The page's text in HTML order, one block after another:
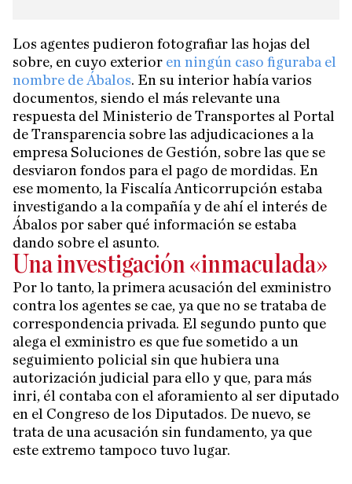
Los agentes pudieron fotografiar las hojas del
sobre, en cuyo exterior en ningún caso figuraba el
nombre de Ábalos. En su interior había varios
documentos, siendo el más relevante una
respuesta del Ministerio de Transportes al Portal
de Transparencia sobre las adjudicaciones a la
empresa Soluciones de Gestión, sobre las que se
desviaron fondos para el pago de mordidas. En
ese momento, la Fiscalía Anticorrupción estaba
investigando a la compañía y de ahí el interés de
Ábalos por saber qué información se estaba
dando sobre el asunto.
Una investigación «inmaculada»
Por lo tanto, la primera acusación del exministro
contra los agentes se cae, ya que no se trataba de
correspondencia privada. El segundo punto que
alega el exministro es que fue sometido a un
seguimiento policial sin que hubiera una
autorización judicial para ello y que, para más
inri, él contaba con el aforamiento al ser diputado
en el Congreso de los Diputados. De nuevo, se
trata de una acusación sin fundamento, ya que
este extremo tampoco tuvo lugar.